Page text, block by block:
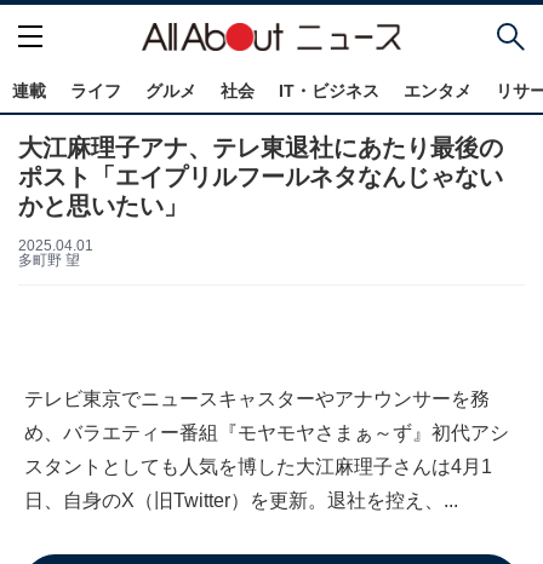
連載 ライフ グルメ 社会 IT・ビジネス エンタメ リサ
大江麻理子アナ、テレ東退社にあたり最後の
ポスト「エイプリルフールネタなんじゃない
かと思いたい」
2025.04.01
多町野 望
テレビ東京でニュースキャスターやアナウンサーを務
め、バラエティー番組『モヤモヤさまぁ～ず』初代アシ
スタントとしても人気を博した大江麻理子さんは4月1
日、自身のX（旧Twitter）を更新。退社を控え、...